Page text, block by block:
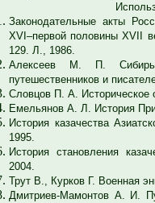
Законодательные акты
ХVI–первой половины ХVII
129. Л., 1986.
Алексеев М. П. Сибирь
путешественников и
Словцов П. А. Историческое
Емельянов А. Л. История
История казачества
1995.
История становления
2004.
Трут В., Курков Г. Военная
Дмитриев-Мамонтов А. И.